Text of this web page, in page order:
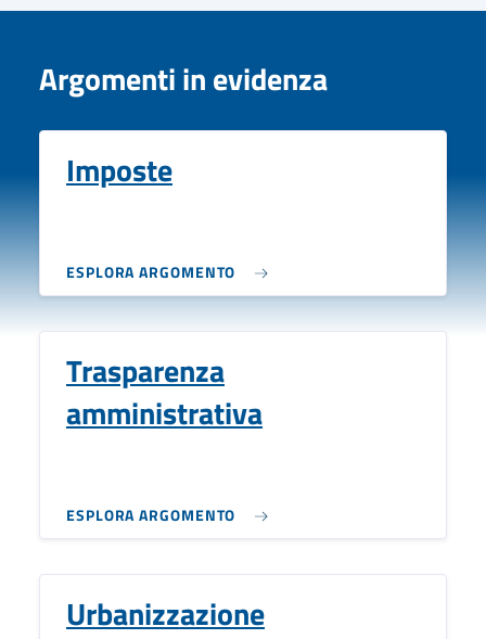
Argomenti in evidenza
Imposte
ESPLORA ARGOMENTO
Trasparenza
amministrativa
ESPLORA ARGOMENTO
Urbanizzazione